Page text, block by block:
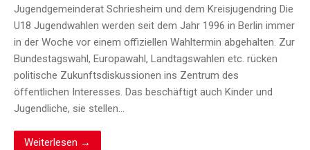
Jugendgemeinderat Schriesheim und dem Kreisjugendring Die
U18 Jugendwahlen werden seit dem Jahr 1996 in Berlin immer
in der Woche vor einem offiziellen Wahltermin abgehalten. Zur
Bundestagswahl, Europawahl, Landtagswahlen etc. rücken
politische Zukunftsdiskussionen ins Zentrum des
öffentlichen Interesses. Das beschäftigt auch Kinder und
Jugendliche, sie stellen…
Weiterlesen →